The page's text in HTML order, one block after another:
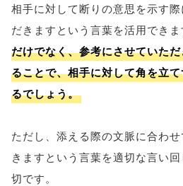
相手に対して断りの意思を示す
だきますという言葉を活用できま
だけでなく、参考にさせていた
ることで、相手に対して角を立
るでしょう。
ただし、添える際の文脈に合わ
きますという言葉を適切な言い
切です。